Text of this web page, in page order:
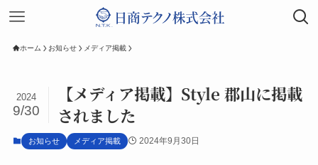
ホーム お知らせ メディア掲載
【メディア掲載】Style 郡山に掲載
されました
2024
9/30
お知らせ メディア掲載 2024年9月30日